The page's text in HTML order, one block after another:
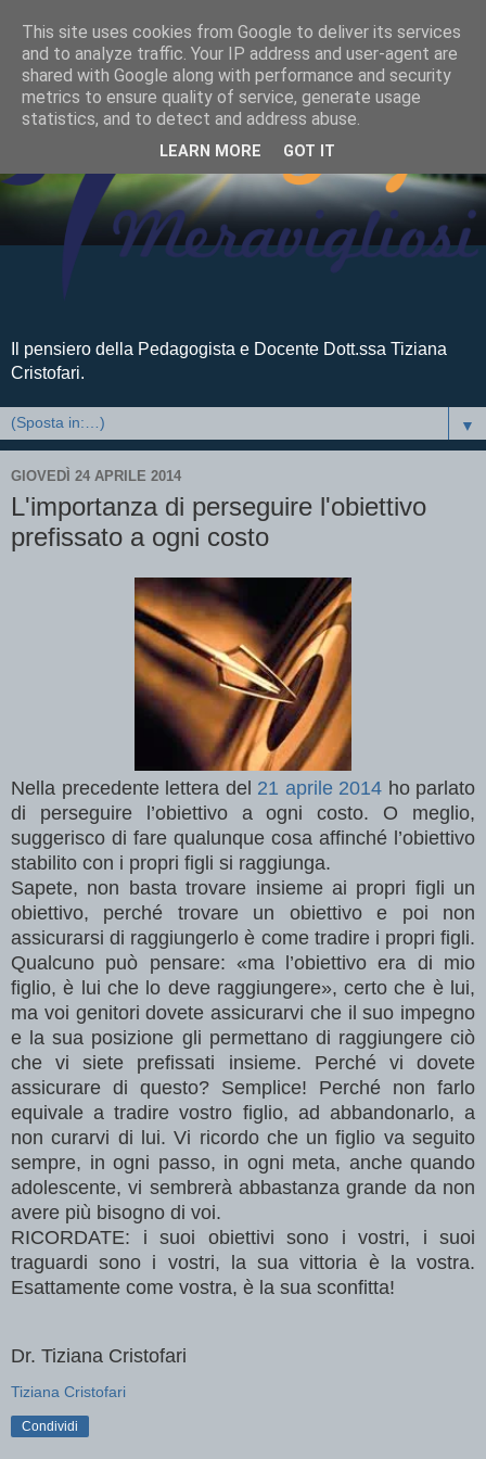
Il pensiero della Pedagogista e Docente Dott.ssa Tiziana
Cristofari.
▼
GIOVEDÌ 24 APRILE 2014
L'importanza di perseguire l'obiettivo
prefissato a ogni costo
Nella precedente lettera del 21 aprile 2014 ho parlato
di perseguire l’obiettivo a ogni costo. O meglio,
suggerisco di fare qualunque cosa affinché l’obiettivo
stabilito con i propri figli si raggiunga.
Sapete, non basta trovare insieme ai propri figli un
obiettivo, perché trovare un obiettivo e poi non
assicurarsi di raggiungerlo è come tradire i propri figli.
Qualcuno può pensare: «ma l’obiettivo era di mio
figlio, è lui che lo deve raggiungere», certo che è lui,
ma voi genitori dovete assicurarvi che il suo impegno
e la sua posizione gli permettano di raggiungere ciò
che vi siete prefissati insieme. Perché vi dovete
assicurare di questo? Semplice! Perché non farlo
equivale a tradire vostro figlio, ad abbandonarlo, a
non curarvi di lui. Vi ricordo che un figlio va seguito
sempre, in ogni passo, in ogni meta, anche quando
adolescente, vi sembrerà abbastanza grande da non
avere più bisogno di voi.
RICORDATE: i suoi obiettivi sono i vostri, i suoi
traguardi sono i vostri, la sua vittoria è la vostra.
Esattamente come vostra, è la sua sconfitta!
Dr. Tiziana Cristofari
Tiziana Cristofari
Condividi
This site uses cookies from Google to deliver its services
and to analyze traffic. Your IP address and user-agent are
shared with Google along with performance and security
metrics to ensure quality of service, generate usage
statistics, and to detect and address abuse.
LEARN MORE GOT IT